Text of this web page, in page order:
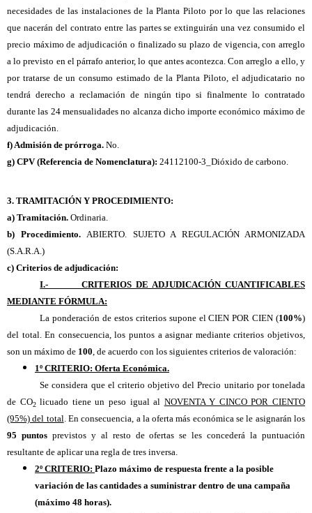
necesidades de las instalaciones de la Planta Piloto por lo que las relaciones
que nacerán del contrato entre las partes se extinguirán una vez consumido el
precio máximo de adjudicación o finalizado su plazo de vigencia, con arreglo
a lo previsto en el párrafo anterior, lo que antes acontezca. Con arreglo a ello, y
por tratarse de un consumo estimado de la Planta Piloto, el adjudicatario no
tendrá derecho a reclamación de ningún tipo si finalmente lo contratado
durante las 24 mensualidades no alcanza dicho importe económico máximo de
adjudicación.
f) Admisión de prórroga. No.
g) CPV (Referencia de Nomenclatura): 24112100-3_Dióxido de carbono.
3. TRAMITACIÓN Y PROCEDIMIENTO:
a) Tramitación. Ordinaria.
b) Procedimiento. ABIERTO. SUJETO A REGULACIÓN ARMONIZADA
(S.A.R.A.)
c) Criterios de adjudicación:
I.- CRITERIOS DE ADJUDICACIÓN CUANTIFICABLES
MEDIANTE FÓRMULA:
La ponderación de estos criterios supone el CIEN POR CIEN (100%)
del total. En consecuencia, los puntos a asignar mediante criterios objetivos,
son un máximo de 100, de acuerdo con los siguientes criterios de valoración:
1º CRITERIO: Oferta Económica.
Se considera que el criterio objetivo del Precio unitario por tonelada
de CO2licuado tiene un peso igual al NOVENTA Y CINCO POR CIENTO
(95%) del total. En consecuencia, a la oferta más económica se le asignarán los
95 puntosprevistos y al resto de ofertas se les concederá la puntuación
resultante de aplicar una regla de tres inversa.
2º CRITERIO: Plazo máximo de respuesta frente a la posible
variación de las cantidades a suministrar dentro de una campaña
(máximo 48 horas).